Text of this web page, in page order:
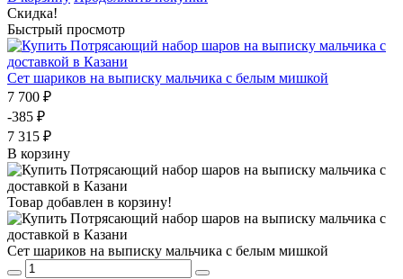
Скидка!
Быстрый просмотр
Сет шариков на выписку мальчика с белым мишкой
7 700 ₽
-385 ₽
7 315 ₽
В корзину
Товар добавлен в корзину!
Сет шариков на выписку мальчика с белым мишкой